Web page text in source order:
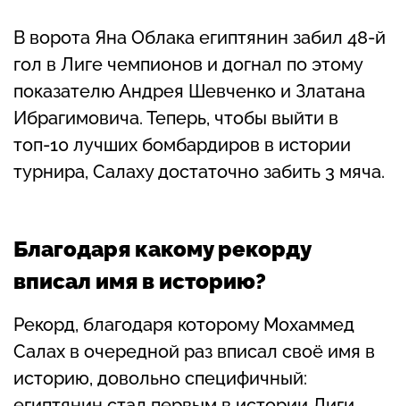
В ворота Яна Облака египтянин забил 48-й
гол в Лиге чемпионов и догнал по этому
показателю Андрея Шевченко и Златана
Ибрагимовича. Теперь, чтобы выйти в
топ-10 лучших бомбардиров в истории
турнира, Салаху достаточно забить 3 мяча.
Благодаря какому рекорду
вписал имя в историю?
Рекорд, благодаря которому Мохаммед
Салах в очередной раз вписал своё имя в
историю, довольно специфичный: